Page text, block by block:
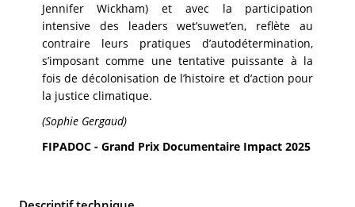
Jennifer Wickham) et avec la participation
intensive des leaders wet’suwet’en, reflète au
contraire leurs pratiques d’autodétermination,
s’imposant comme une tentative puissante à la
fois de décolonisation de l’histoire et d’action pour
la justice climatique.
(Sophie Gergaud)
FIPADOC - Grand Prix Documentaire Impact 2025